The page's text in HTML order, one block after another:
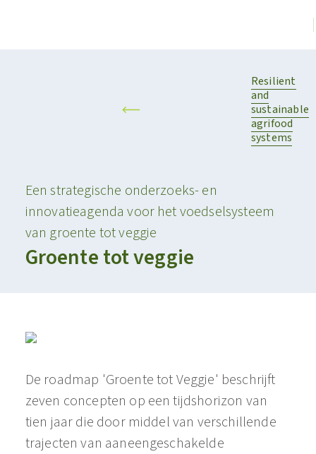
Resilient
and
sustainable
agrifood
systems
Een strategische onderzoeks- en
innovatieagenda voor het voedselsysteem
van groente tot veggie
Groente tot veggie
De roadmap 'Groente tot Veggie' beschrijft
zeven concepten op een tijdshorizon van
tien jaar die door middel van verschillende
trajecten van aaneengeschakelde